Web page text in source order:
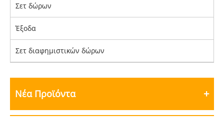
Σετ δώρων
Έξοδα
Σετ διαφημιστικών δώρων
Νέα Προϊόντα